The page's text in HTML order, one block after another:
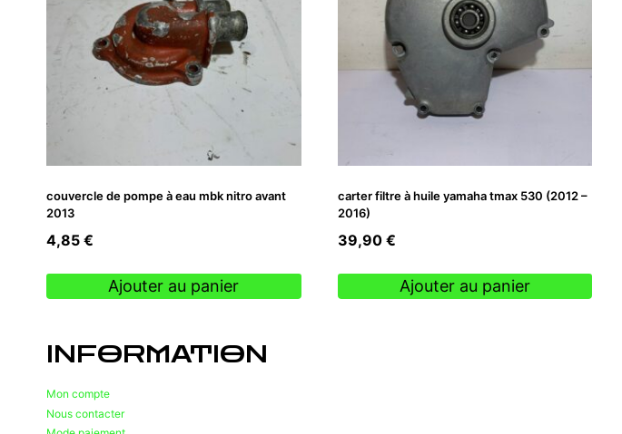
couvercle de pompe à eau mbk nitro avant
2013
4,85 €
Ajouter au panier
carter filtre à huile yamaha tmax 530 (2012 –
2016)
39,90 €
Ajouter au panier
INFORMATION
Mon compte
Nous contacter